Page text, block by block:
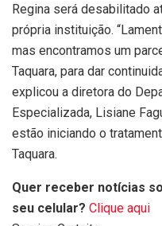
Regina será desabilitado
própria instituição.
mas encontramos um
Taquara, para dar
explicou a diretora do
Especializada, Lisiane
estão iniciando o
Taquara.
Quer receber notícias
seu celular? Clique aqui